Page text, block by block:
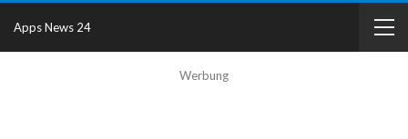
Werbung
Apps News 24